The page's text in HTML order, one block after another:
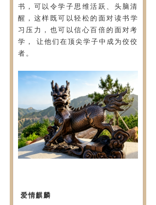
书，可以令学子思维活跃、头脑清
醒，这样既可以轻松的面对读书学
习压力，也可以信心百倍的面对考
学， 让他们在顶尖学子中成为佼佼
者。
爱情麒麟